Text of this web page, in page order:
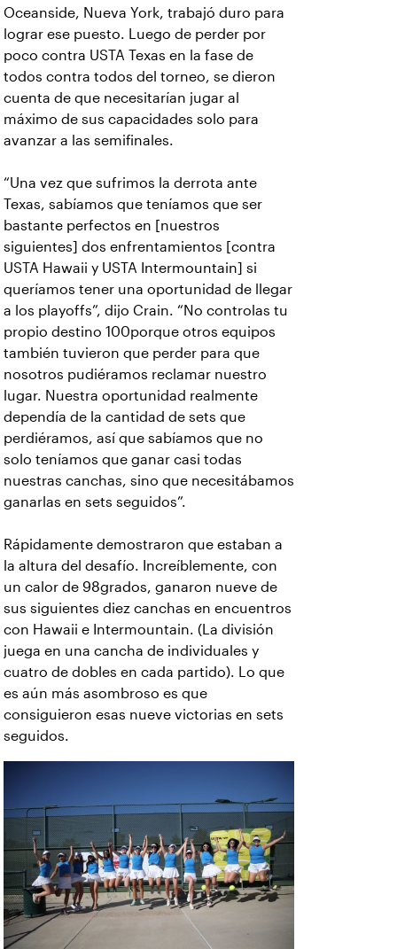
Oceanside, Nueva York, trabajó duro para
lograr ese puesto. Luego de perder por
poco contra USTA Texas en la fase de
todos contra todos del torneo, se dieron
cuenta de que necesitarían jugar al
máximo de sus capacidades solo para
avanzar a las semifinales.
“Una vez que sufrimos la derrota ante
Texas, sabíamos que teníamos que ser
bastante perfectos en [nuestros
siguientes] dos enfrentamientos [contra
USTA Hawaii y USTA Intermountain] si
queríamos tener una oportunidad de llegar
a los playoffs”, dijo Crain. “No controlas tu
propio destino 100porque otros equipos
también tuvieron que perder para que
nosotros pudiéramos reclamar nuestro
lugar. Nuestra oportunidad realmente
dependía de la cantidad de sets que
perdiéramos, así que sabíamos que no
solo teníamos que ganar casi todas
nuestras canchas, sino que necesitábamos
ganarlas en sets seguidos”.
Rápidamente demostraron que estaban a
la altura del desafío. Increíblemente, con
un calor de 98grados, ganaron nueve de
sus siguientes diez canchas en encuentros
con Hawaii e Intermountain. (La división
juega en una cancha de individuales y
cuatro de dobles en cada partido). Lo que
es aún más asombroso es que
consiguieron esas nueve victorias en sets
seguidos.